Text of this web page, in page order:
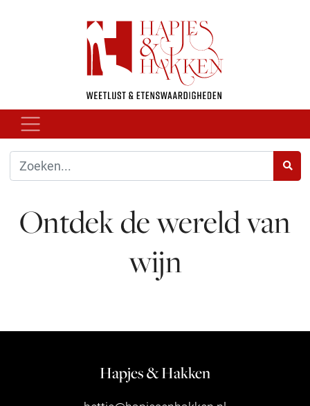
Ontdek de wereld van
wijn
Hapjes & Hakken